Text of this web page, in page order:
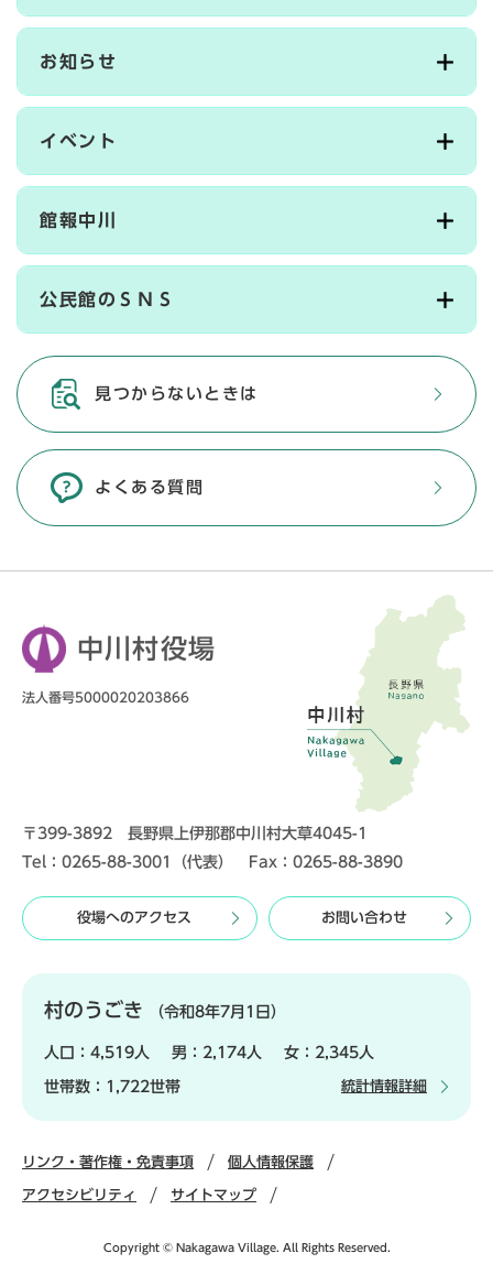
お知らせ
イベント
館報中川
公民館のＳＮＳ
見つからないときは
よくある質問
中川村役場
法人番号5000020203866
〒399-3892 長野県上伊那郡中川村大草4045-1
Tel：0265-88-3001（代表） Fax：0265-88-3890
役場へのアクセス お問い合わせ
村のうごき （令和8年7月1日）
人口： 4,519人 男： 2,174人 女： 2,345人
世帯数： 1,722世帯 統計情報詳細
リンク・著作権・免責事項 個人情報保護
アクセシビリティ サイトマップ
Copyright © Nakagawa Village. All Rights Reserved.